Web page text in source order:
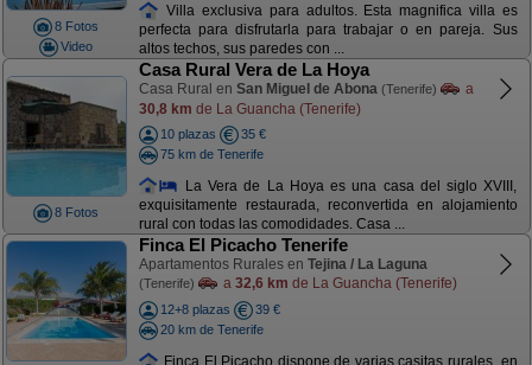
8 Fotos
Video
Villa exclusiva para adultos. Esta magnifica villa es
perfecta para disfrutarla para trabajar o en pareja. Sus
altos techos, sus paredes con ...
8 Fotos
Casa Rural Vera de La Hoya
Casa Rural en San Miguel de Abona (Tenerife)
a
30,8 km de La Guancha (Tenerife)
10 plazas
35 €
75 km de Tenerife
La Vera de La Hoya es una casa del siglo XVIII,
exquisitamente restaurada, reconvertida en alojamiento
rural con todas las comodidades. Casa ...
Finca El Picacho Tenerife
Apartamentos Rurales en Tejina / La Laguna
(Tenerife) a 32,6 km de La Guancha (Tenerife)
12+8 plazas
39 €
20 km de Tenerife
Finca El Picacho dispone de varias casitas rurales, en